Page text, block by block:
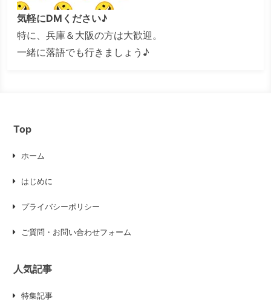
気軽にDMください♪
特に、兵庫＆大阪の方は大歓迎。
一緒に落語でも行きましょう♪
Top
ホーム
はじめに
プライバシーポリシー
ご質問・お問い合わせフォーム
人気記事
特集記事